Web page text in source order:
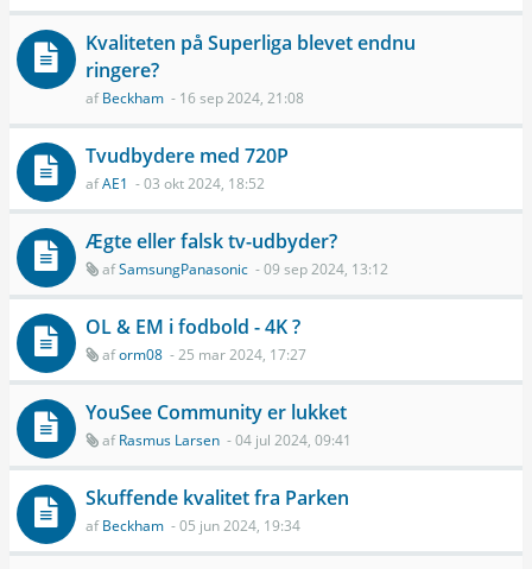
Kvaliteten på Superliga blevet endnu
ringere?
afBeckham - 16 sep 2024, 21:08
Tvudbydere med 720P
afAE1 - 03 okt 2024, 18:52
Ægte eller falsk tv-udbyder?
afSamsungPanasonic - 09 sep 2024, 13:12
OL & EM i fodbold - 4K ?
aform08 - 25 mar 2024, 17:27
YouSee Community er lukket
afRasmus Larsen - 04 jul 2024, 09:41
Skuffende kvalitet fra Parken
afBeckham - 05 jun 2024, 19:34